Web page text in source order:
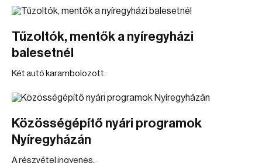
Tűzoltók, mentők a nyíregyházi
balesetnél
Két autó karambolozott.
Közösségépítő nyári programok
Nyíregyházán
A részvétel ingyenes.